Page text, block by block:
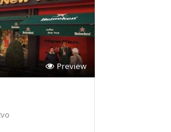
Preview